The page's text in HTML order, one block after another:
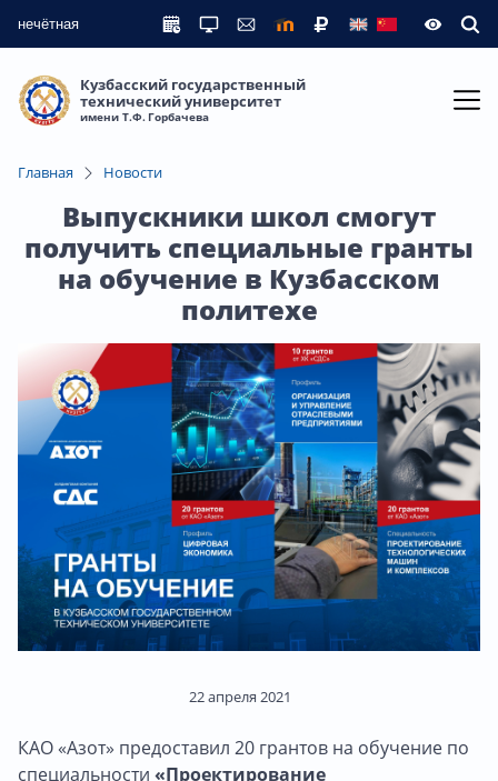
нечётная
Кузбасский государственный
технический университет
имени Т.Ф. Горбачева
Главная Новости
Выпускники школ смогут
получить специальные гранты
на обучение в Кузбасском
политехе
22 апреля 2021
КАО «Азот» предоставил 20 грантов на обучение по
специальности «Проектирование